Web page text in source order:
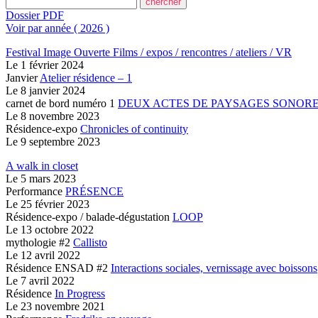
Dossier PDF
Voir par année ( 2026 )
Festival Image Ouverte Films / expos / rencontres / ateliers / VR
Le 1 février 2024
JanvierAtelier résidence – 1
Le 8 janvier 2024
carnet de bord numéro 1 DEUX ACTES DE PAYSAGES
Le 8 novembre 2023
Résidence-expo Chronicles of continuity
Le 9 septembre 2023
A walk in closet
Le 5 mars 2023
Performance PRÉSENCE
Le 25 février 2023
Résidence-expo / balade-dégustation LOOP
Le 13 octobre 2022
mythologie #2 Callisto
Le 12 avril 2022
Résidence ENSAD #2 Interactions sociales, vernissage avec boissons
Le 7 avril 2022
Résidence In Progress
Le 23 novembre 2021